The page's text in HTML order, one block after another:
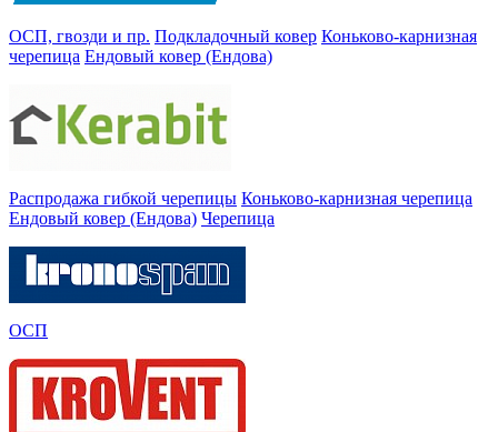
ОСП, гвозди и пр. Подкладочный ковер Коньково-карнизная
черепица Ендовый ковер (Ендова)
Распродажа гибкой черепицы Коньково-карнизная черепица
Ендовый ковер (Ендова) Черепица
ОСП